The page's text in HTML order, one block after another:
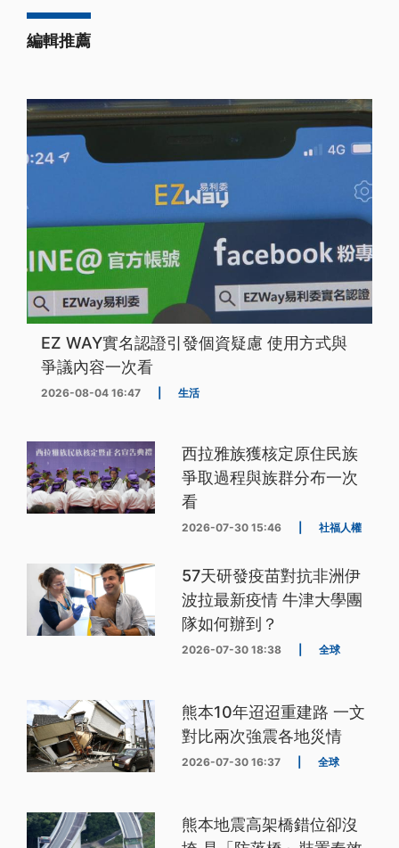
編輯推薦
EZ WAY實名認證引發個資疑慮 使用方式與
爭議內容一次看
2026-08-04 16:47 生活
西拉雅族獲核定原住民族
爭取過程與族群分布一次
看
2026-07-30 15:46 社福人權
57天研發疫苗對抗非洲伊
波拉最新疫情 牛津大學團
隊如何辦到？
2026-07-30 18:38 全球
熊本10年迢迢重建路 一文
對比兩次強震各地災情
2026-07-30 16:37 全球
熊本地震高架橋錯位卻沒